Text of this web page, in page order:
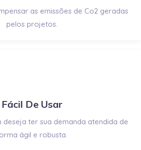
as emissões de Co2 geradas
pelos projetos.
Fácil De Usar
deseja ter sua demanda atendida de
ágil e robusta.